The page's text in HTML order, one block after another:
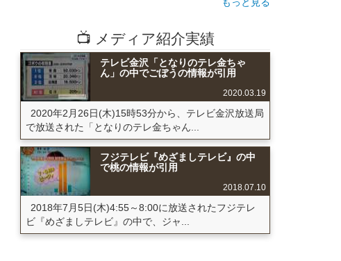
📺 メディア紹介実績
テレビ金沢「となりのテレ金ちゃ
ん」の中でごぼうの情報が引用
2020.03.19
2020年2月26日(木)15時53分から、テレビ金沢放送局
で放送された「となりのテレ金ちゃん...
フジテレビ『めざましテレビ』の中
で桃の情報が引用
2018.07.10
2018年7月5日(木)4:55～8:00に放送されたフジテレ
ビ『めざましテレビ』の中で、ジャ...